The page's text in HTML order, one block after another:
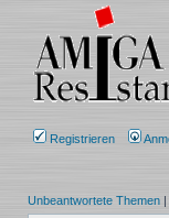
Registrieren
Unbeantwortete Themen |